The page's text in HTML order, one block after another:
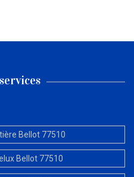
Bellot 77510
Bellot 77510